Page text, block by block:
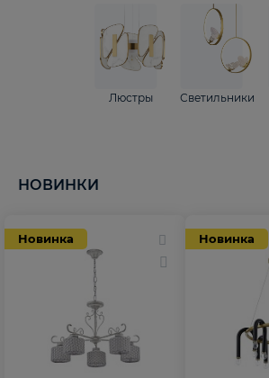
Люстры Светильники
НОВИНКИ
Новинка Новинка